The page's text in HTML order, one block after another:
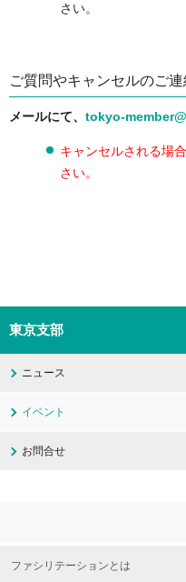
さい。
ご質問やキャンセルのご
メールにて、 tokyo-
キャンセルされる場
さい。
東京支部
ニュース
イベント
お問合せ
ファシリテーションとは